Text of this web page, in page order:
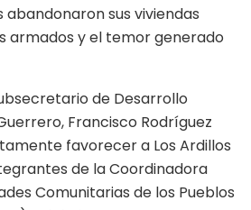
sus viviendas
armados y el temor generado
de Desarrollo
Francisco Rodríguez
favorecer a Los Ardillos
de la Coordinadora
Comunitarias de los Pueblos